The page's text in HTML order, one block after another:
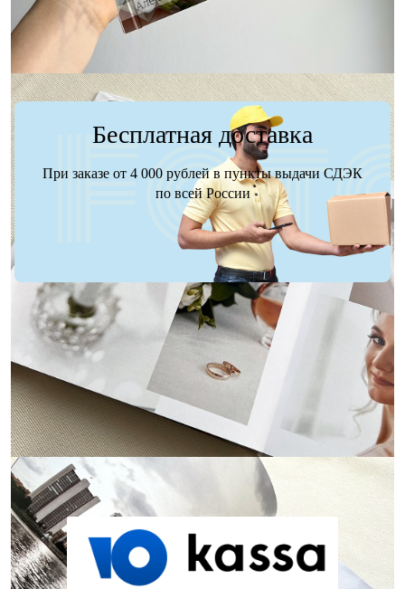
Бесплатная доставка
При заказе от 4 000 рублей в пункты выдачи СДЭК
по всей России
Как оплатить заказ?